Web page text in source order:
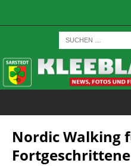
Nordic Walking
Fortgeschrittene